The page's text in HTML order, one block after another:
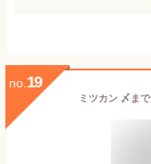
no. 19
ミツカン 〆ま